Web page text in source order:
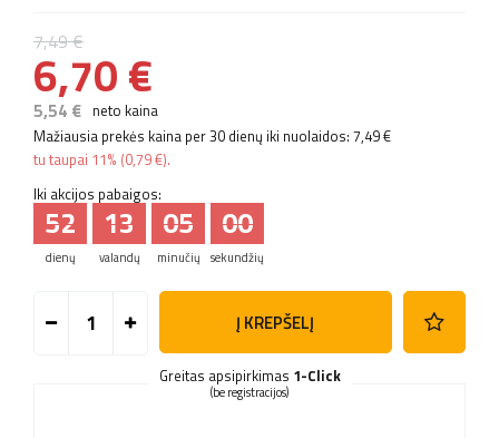
7,49 €
6,70 €
5,54 € neto kaina
Mažiausia prekės kaina per 30 dienų iki nuolaidos: 7,49 €
tu taupai 11% (0,79 €).
Iki akcijos pabaigos:
dienų
52
valandų
13
minučių
04
sekundžių
59
Į KREPŠELĮ
Greitas apsipirkimas 1-Click
(be registracijos)